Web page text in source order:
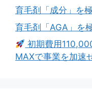
育毛剤「成分」を
育毛剤「AGA」を
初期費用
MAXで事業を加速